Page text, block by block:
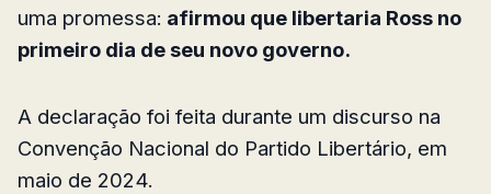
uma promessa: afirmou que libertaria Ross no
primeiro dia de seu novo governo.
A declaração foi feita durante um discurso na
Convenção Nacional do Partido Libertário, em
maio de 2024.